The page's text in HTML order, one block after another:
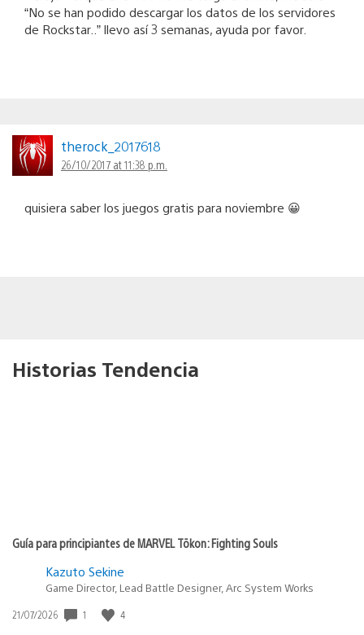
“No se han podido descargar los datos de los servidores
de Rockstar..” llevo así 3 semanas, ayuda por favor.
therock_2017618
26/10/2017 at 11:38 p.m.
quisiera saber los juegos gratis para noviembre 😀
Historias Tendencia
Guía para principiantes de MARVEL Tōkon: Fighting Souls
Kazuto Sekine
Game Director, Lead Battle Designer, Arc System Works
Fecha
21/07/2026 1 4